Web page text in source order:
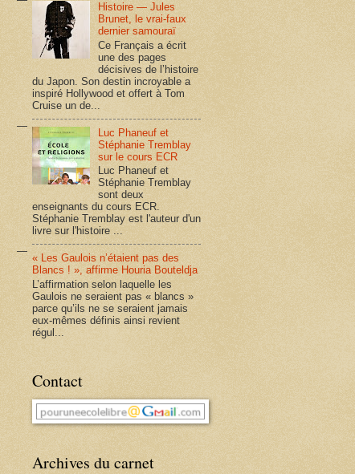
Histoire — Jules
Brunet, le vrai-faux
dernier samouraï
Ce Français a écrit
une des pages
décisives de l’histoire
du Japon. Son destin incroyable a
inspiré Hollywood et offert à Tom
Cruise un de...
Luc Phaneuf et
Stéphanie Tremblay
sur le cours ECR
Luc Phaneuf et
Stéphanie Tremblay
sont deux
enseignants du cours ECR.
Stéphanie Tremblay est l'auteur d'un
livre sur l'histoire ...
« Les Gaulois n’étaient pas des
Blancs ! », affirme Houria Bouteldja
L’affirmation selon laquelle les
Gaulois ne seraient pas « blancs »
parce qu’ils ne se seraient jamais
eux-mêmes définis ainsi revient
régul...
Contact
Archives du carnet